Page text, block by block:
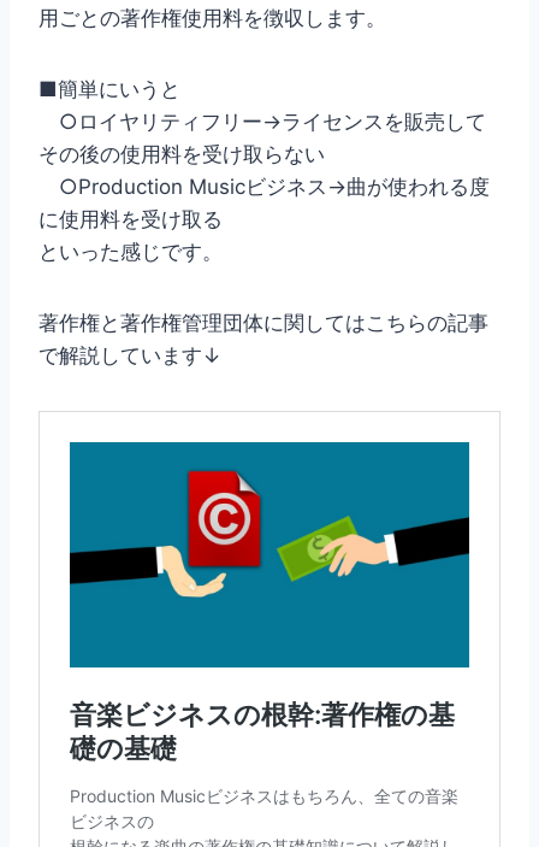
用ごとの著作権使用料を徴収します。
■簡単にいうと
○ロイヤリティフリー→ライセンスを販売して
その後の使用料を受け取らない
○Production Musicビジネス→曲が使われる度
に使用料を受け取る
といった感じです。
著作権と著作権管理団体に関してはこちらの記事
で解説しています↓